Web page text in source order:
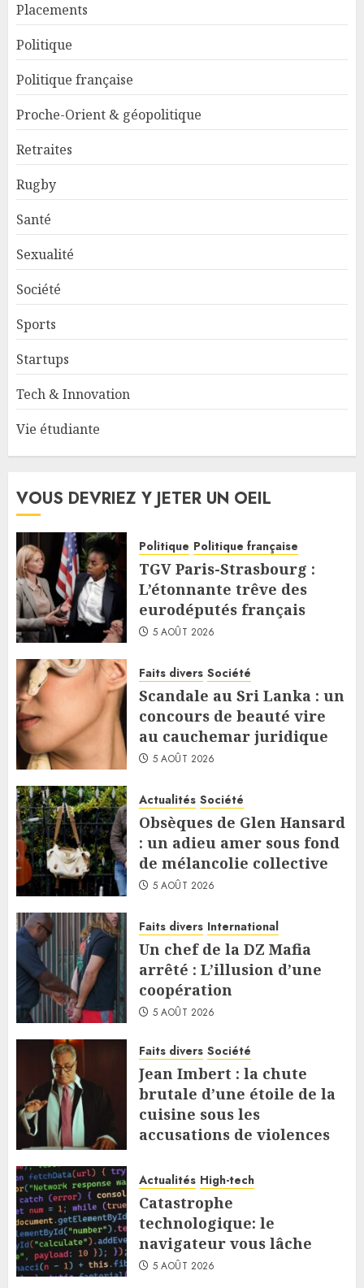
Placements
Politique
Politique française
Proche-Orient & géopolitique
Retraites
Rugby
Santé
Sexualité
Société
Sports
Startups
Tech & Innovation
Vie étudiante
VOUS DEVRIEZ Y JETER UN OEIL
Politique Politique française
TGV Paris-Strasbourg :
L’étonnante trêve des
eurodéputés français
5 AOÛT 2026
Faits divers Société
Scandale au Sri Lanka : un
concours de beauté vire
au cauchemar juridique
5 AOÛT 2026
Actualités Société
Obsèques de Glen Hansard
: un adieu amer sous fond
de mélancolie collective
5 AOÛT 2026
Faits divers International
Un chef de la DZ Mafia
arrêté : L’illusion d’une
coopération
5 AOÛT 2026
Faits divers Société
Jean Imbert : la chute
brutale d’une étoile de la
cuisine sous les
accusations de violences
Actualités High-tech
Catastrophe
technologique: le
navigateur vous lâche
5 AOÛT 2026